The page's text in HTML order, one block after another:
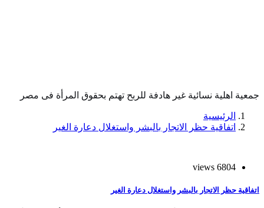
جمعية اهلية نسائية غير هادفة للربح تهتم بحقوق المرأة فى مصر
الرئيسية
اتفاقية حظر الاتجار بالبشر واستغلال دعارة الغير
6804 views
اتفاقية حظر الاتجار بالبشر واستغلال دعارة الغير